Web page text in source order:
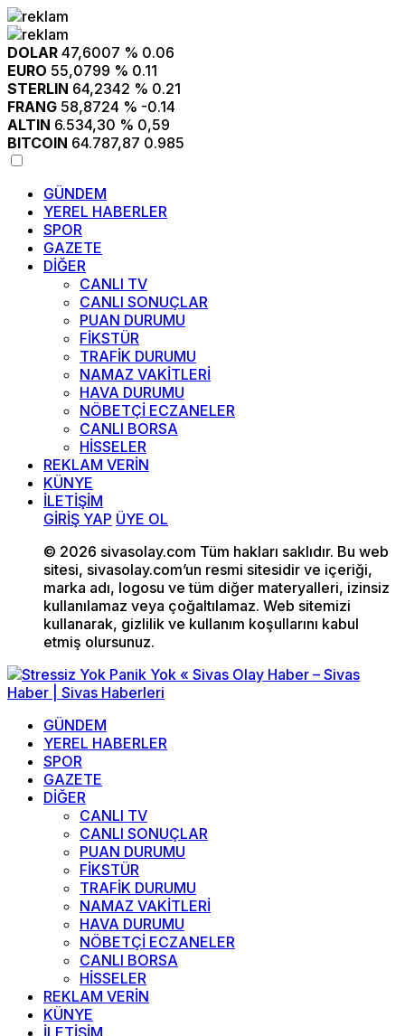
DOLAR 47,6007 % 0.06
EURO 55,0799 % 0.11
STERLIN 64,2342 % 0.21
FRANG 58,8724 % -0.14
ALTIN 6.534,30 % 0,59
BITCOIN 64.787,87 0.985
GÜNDEM
YEREL HABERLER
SPOR
GAZETE
DİĞER
CANLI TV
CANLI SONUÇLAR
PUAN DURUMU
FİKSTÜR
TRAFİK DURUMU
NAMAZ VAKİTLERİ
HAVA DURUMU
NÖBETÇİ ECZANELER
CANLI BORSA
HİSSELER
REKLAM VERİN
KÜNYE
İLETİŞİM
GİRİŞ YAP ÜYE OL
© 2026 sivasolay.com Tüm hakları saklıdır. Bu web
sitesi, sivasolay.com’un resmi sitesidir ve içeriği,
marka adı, logosu ve tüm diğer materyalleri, izinsiz
kullanılamaz veya çoğaltılamaz. Web sitemizi
kullanarak, gizlilik ve kullanım koşullarını kabul
etmiş olursunuz.
GÜNDEM
YEREL HABERLER
SPOR
GAZETE
DİĞER
CANLI TV
CANLI SONUÇLAR
PUAN DURUMU
FİKSTÜR
TRAFİK DURUMU
NAMAZ VAKİTLERİ
HAVA DURUMU
NÖBETÇİ ECZANELER
CANLI BORSA
HİSSELER
REKLAM VERİN
KÜNYE
İLETİŞİM
11:20 “Ben değil, Biz olalım“
13:25
İsmet Taşdemir: “Lige galibiyetle başlamak istiyoruz”
13:24 Yağışlar berekete dönüştü
9:26 Yangın Gerçeği ve İtfaiyenin Geleceği
9:23 220 Kombine
21:52 Yönetim bunu neden yapmaz?
21:18
Dükkanını yanında taşıyor, kapı kapı gezerek araba yıkıyor
21:11 Elif Gibi Dik, Vav Gibi Mütevazı Olmak
21:09 Kapalı Kutu Bir Sivasspor
21:08 Tahta
11:20 “Ben değil, Biz olalım“